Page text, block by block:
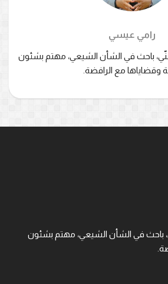
رامي عيسي
باحث في الشأن الشيعي، مهتم بشئون
وقضاياها مع الرافضة.
في الشأن الشيعي، مهتم بشئون